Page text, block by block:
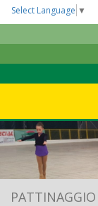
Select Language ▼
PATTINAGGIO